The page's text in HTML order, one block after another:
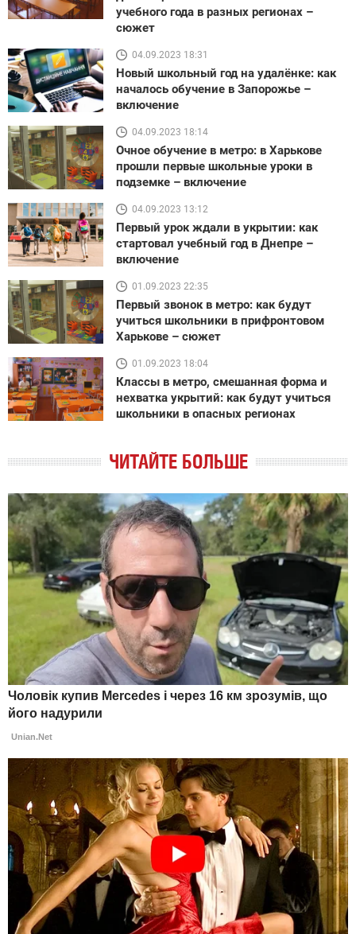
учебного года в разных регионах –
сюжет
04.09.2023 18:31
Новый школьный год на удалёнке: как
началось обучение в Запорожье –
включение
04.09.2023 18:14
Очное обучение в метро: в Харькове
прошли первые школьные уроки в
подземке – включение
04.09.2023 13:12
Первый урок ждали в укрытии: как
стартовал учебный год в Днепре –
включение
01.09.2023 22:35
Первый звонок в метро: как будут
учиться школьники в прифронтовом
Харькове – сюжет
01.09.2023 18:04
Классы в метро, смешанная форма и
нехватка укрытий: как будут учиться
школьники в опасных регионах
ЧИТАЙТЕ БОЛЬШЕ